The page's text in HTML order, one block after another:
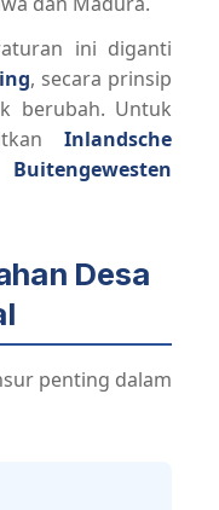
ini diganti
, secara prinsip
berubah. Untuk
Inlandsche
Desa
penting dalam